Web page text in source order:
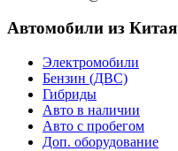
Автомобили из Китая
Электромобили
Бензин (ДВС)
Гибриды
Авто в наличии
Авто с пробегом
Доп. оборудование